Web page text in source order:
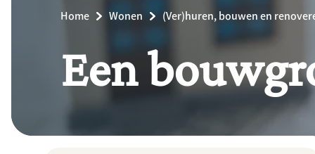
Breadcrumb
Home Wonen (Ver)huren, bouwen en
Een